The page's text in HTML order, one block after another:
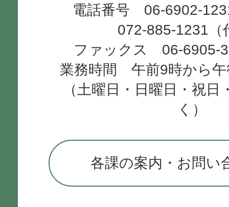
電話番号 06-6902-
072-885-1231（
ファックス 06-6905-
業務時間 午前9時から午
（土曜日・日曜日・祝日
く）
各課の案内・お問い